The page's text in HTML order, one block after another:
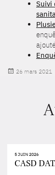
Suivi
Publié
26 mars 2021
5 JUIN 2026
CASD